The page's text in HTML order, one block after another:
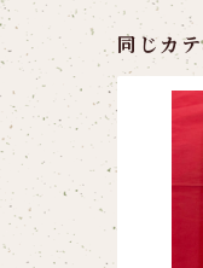
同じカ